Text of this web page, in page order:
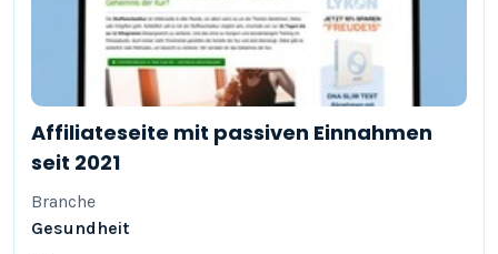
Affiliateseite mit passiven Einnahmen
seit 2021
Branche
Gesundheit